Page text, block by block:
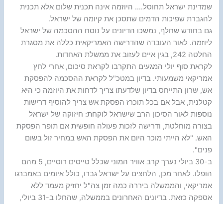
שמדינת ישראל תחוסל…. היוזמה אינה תכנית שלום אלא תכנית
להגברת שפיכות הדמים שתסכן את קיומה של ישראל.
גם בחודש שחלף, נמשכו הדיונים על נוסח ההסכמה של ישראל
ליוזמה. לאור העובדה שהדרישה האמריקאית כללה את מסגרת
החלטה 242, בגין איים לעזוב את ממשלת האחדות.
לקראת סוף יולי המגעים התקרבו לקראת סיכום, אחרי לחץ
אמריקאי משמעותי. בדיון במטכ"ל לקראת ההסכמה להפסקת
אש, שרון התייחס בדיון שלדעתו צריך לדחות את היוזמה כי היא
קטלנית, אבל אם בכל תוכרז הפסקת אש צריך להוסיף דרישות
נוספות לאור הסיכון הרב שישראל לוקחת: חיזוקה של ישראל
בצורה מוחלטת, ודרישה לזכות פעולה חופשית אם תופר הפסקת
האש. "לא הייתי מוכר היום את הפסקת האש במחיר זול בשום
פנים".
ב-30 ביולי נערך קרב אוויר המוני שכלל טייסים רוסיים, 5 מהם
הופלו. לאחר מכן, הלחצים על ישראל גברו, כולל איומים באמברגו
אמריקאי, והממשלה ביררה כמה זמן צה"ל יחזיק מעמד ללא
אספקה כזאת. בדיונים האחרונים בממשלה, שהחלו ב-31 ביולי,